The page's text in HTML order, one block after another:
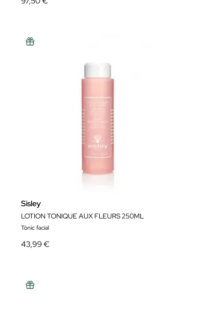
Sisley
LOTION TONIQUE AUX FLEURS 250ML
Tònic facial
43,99 €